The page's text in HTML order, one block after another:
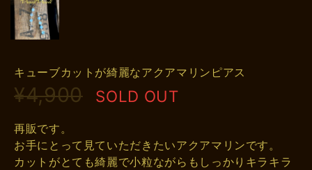
キューブカットが綺麗なアクアマリンピアス
¥4,900 SOLD OUT
再販です。
お手にとって見ていただきたいアクアマリンです。
カットがとても綺麗で小粒ながらもしっかりキラキラ